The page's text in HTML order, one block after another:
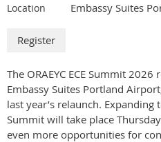
3 de septiembre
gratuitamente como miembro.
Esperamos aprender, reflexionar y
comprometida con los niños, las
educación temprana en Oregón.
Location Embassy Suites
The ORAEYC ECE Summit 2026
Embassy Suites Portland
last year’s relaunch.
Summit will take place
even more opportunities for